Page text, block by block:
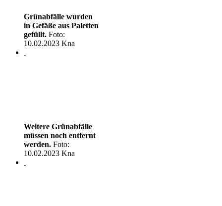
Grünabfälle wurden
in Gefäße aus Paletten
gefüllt. Foto:
10.02.2023 Kna
Weitere Grünabfälle
müssen noch entfernt
werden. Foto:
10.02.2023 Kna